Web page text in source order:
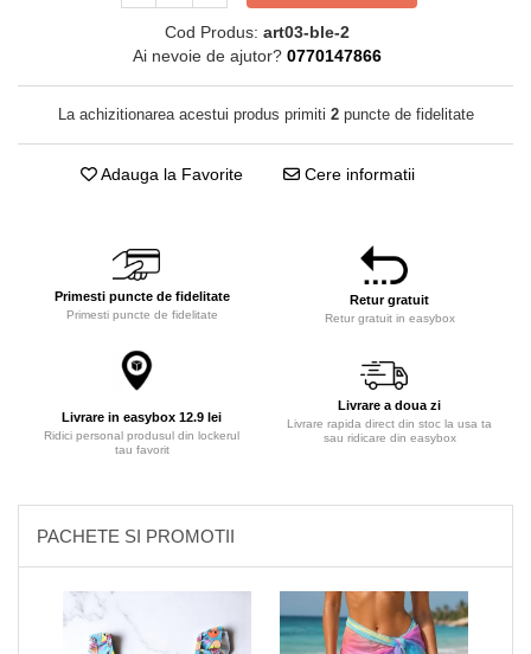
Cod Produs: art03-ble-2
Ai nevoie de ajutor? 0770147866
La achizitionarea acestui produs primiti 2puncte de fidelitate
Adauga la Favorite Cere informatii
Primesti puncte de fidelitate
Primesti puncte de fidelitate
Retur gratuit
Retur gratuit in easybox
Livrare in easybox 12.9 lei
Ridici personal produsul din lockerul
tau favorit
Livrare a doua zi
Livrare rapida direct din stoc la usa ta
sau ridicare din easybox
PACHETE SI PROMOTII